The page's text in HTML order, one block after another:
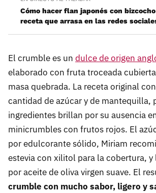
Cómo hacer flan japonés con
receta que arrasa en las redes
El crumble es un dulce de origen
elaborado con fruta troceada
masa quebrada. La receta original
cantidad de azúcar y de mantequilla,
ingredientes brillan por su ausencia
minicrumbles con frutos rojos. El
por edulcorante sólido, Miriam
estevia con xilitol para la cobertura,
por aceite de oliva virgen suave. El
crumble con mucho sabor, ligero y